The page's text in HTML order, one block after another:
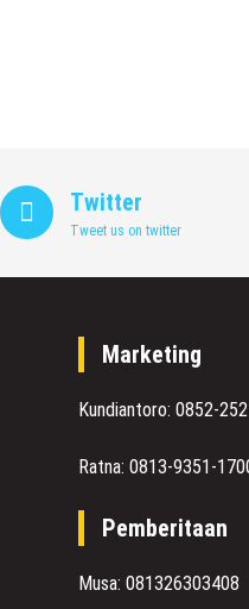
Twitter
Tweet us on twitter
Marketing
Kundiantoro: 0852-
Ratna: 0813-9351-
Pemberitaan
Musa: 081326303408